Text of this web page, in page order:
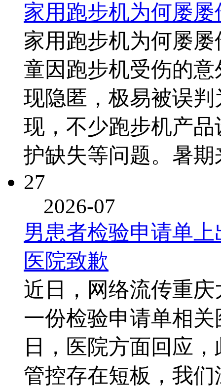
家用跑步机为何屡
家用跑步机为何屡
童因跑步机受伤的
现隐匿，极易被误
现，不少跑步机产
护缺失等问题。暑
27
2026-07
男患者检验申请单
医院致歉
近日，网络流传重
一份检验申请单相
日，医院方面回应
管控存在短板，我